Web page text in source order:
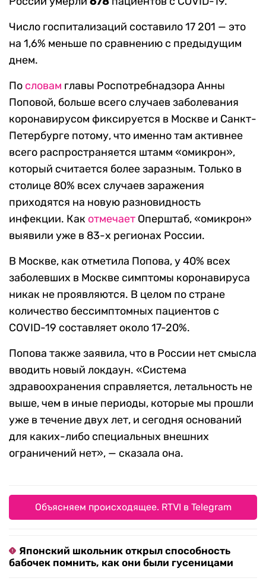
Число госпитализаций составило 17 201 — это
на 1,6% меньше по сравнению с предыдущим
днем.
По словам главы Роспотребнадзора Анны
Поповой, больше всего случаев заболевания
коронавирусом фиксируется в Москве и Санкт-
Петербурге потому, что именно там активнее
всего распространяется штамм «омикрон»,
который считается более заразным. Только в
столице 80% всех случаев заражения
приходятся на новую разновидность
инфекции. Как отмечает Оперштаб, «омикрон»
выявили уже в 83-х регионах России.
В Москве, как отметила Попова, у 40% всех
заболевших в Москве симптомы коронавируса
никак не проявляются. В целом по стране
количество бессимптомных пациентов с
COVID-19 составляет около 17-20%.
Попова также заявила, что в России нет смысла
вводить новый локдаун. «Система
здравоохранения справляется, летальность не
выше, чем в иные периоды, которые мы прошли
уже в течение двух лет, и сегодня оснований
для каких-либо специальных внешних
ограничений нет», — сказала она.
Объясняем происходящее. RTVI в Telegram
Японский школьник открыл способность
бабочек помнить, как они были гусеницами